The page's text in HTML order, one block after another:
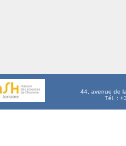
44, avenue de
Tél. :